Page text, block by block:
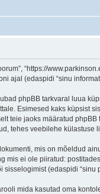
“https://
ajal (edaspidi “sinu
phpBB tarkvaral luua
Esimesed kaks küpsist
teie jaoks määratud
tehes veebilehe külastuse
mis on mõeldud
ei ole piiratud:
sisselogimist (edaspidi “sinu
mida kasutad oma